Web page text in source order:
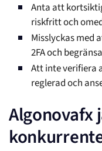
Anta att
riskfritt och
Misslyckas med
2FA och
Att inte verifiera
reglerad och
Algonovafx